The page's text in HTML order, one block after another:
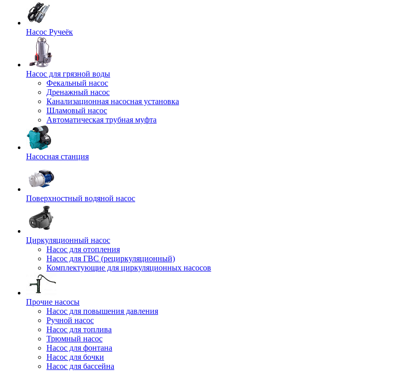
Насос Ручеёк
Насос для грязной воды
Фекальный насос
Дренажный насос
Канализационная насосная установка
Шламовый насос
Автоматическая трубная муфта
Насосная станция
Поверхностный водяной насос
Циркуляционный насос
Насос для отопления
Насос для ГВС (рециркуляционный)
Комплектующие для циркуляционных насосов
Прочие насосы
Насос для повышения давления
Ручной насос
Насос для топлива
Трюмный насос
Насос для фонтана
Насос для бочки
Насос для бассейна